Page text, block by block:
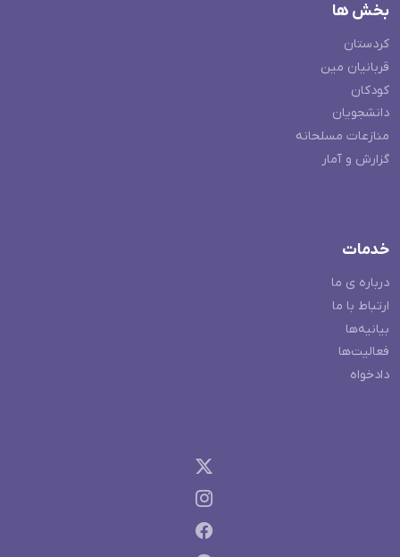
بخش ها
کردستان
قربانیان مین
کودکان
دانشجویان
منازعات مسلحانه
گزارش و آمار
خدمات
درباره ی ما
ارتباط با ما
بیانیه‌ها
فعالیت‌ها
دادخواه